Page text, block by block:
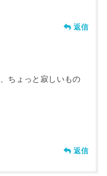
返信
ちょっと寂しいもの
返信